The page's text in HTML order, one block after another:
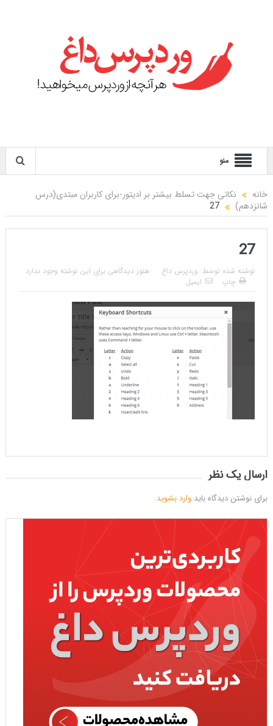
منو
خانه
نکاتی جهت تسلط بیشتر بر ادیتور-برای کاربران مبتدی(درس
شانزدهم)
27
27
نوشته شده توسط: وردپرس داغ
هنوز دیدگاهی برای این نوشته وجود ندارد
چاپ
ایمیل
ارسال یک نظر
برای نوشتن دیدگاه باید وارد بشوید.